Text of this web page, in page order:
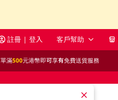
註冊 | 登入 客戶幫助
滿500元港幣即可享有免費送貨服務